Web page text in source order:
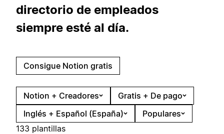
directorio de empleados
siempre esté al día.
Consigue Notion gratis
Notion + Creadores
Gratis + De pago
Inglés + Español (España)
Populares
133 plantillas